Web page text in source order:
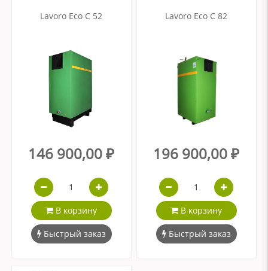
Lavoro Eco С 52
146 900,00 ₽
В корзину
Быстрый заказ
Lavoro Eco С 82
196 900,00 ₽
В корзину
Быстрый заказ